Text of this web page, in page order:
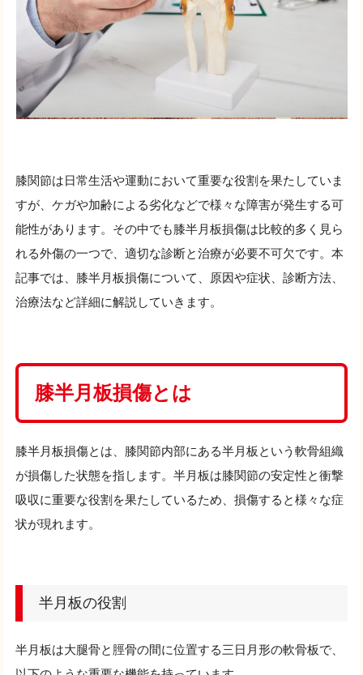
膝関節は日常生活や運動において重要な役割を果たしていま
すが、ケガや加齢による劣化などで様々な障害が発生する可
能性があります。その中でも膝半月板損傷は比較的多く見ら
れる外傷の一つで、適切な診断と治療が必要不可欠です。本
記事では、膝半月板損傷について、原因や症状、診断方法、
治療法など詳細に解説していきます。
膝半月板損傷とは
膝半月板損傷とは、膝関節内部にある半月板という軟骨組織
が損傷した状態を指します。半月板は膝関節の安定性と衝撃
吸収に重要な役割を果たしているため、損傷すると様々な症
状が現れます。
半月板の役割
半月板は大腿骨と脛骨の間に位置する三日月形の軟骨板で、